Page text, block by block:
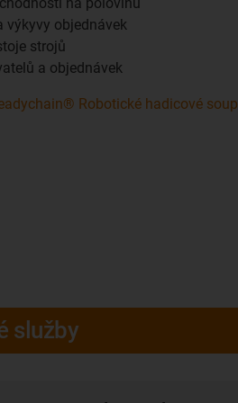
výkyvy objednávek
strojů
a objednávek
Robotické hadicové
služby